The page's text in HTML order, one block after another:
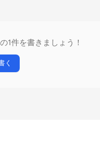
1件を書きましょう！
く